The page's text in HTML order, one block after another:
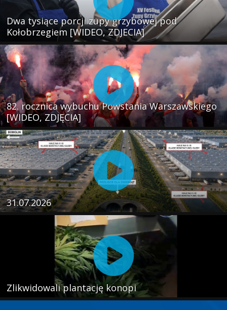
Dwa tysiące porcji zupy grzybowej pod
Kołobrzegiem [WIDEO, ZDJECIA]
82. rocznica wybuchu Powstania Warszawskiego
[WIDEO, ZDJĘCIA]
31.07.2026
Zlikwidowali plantację konopi